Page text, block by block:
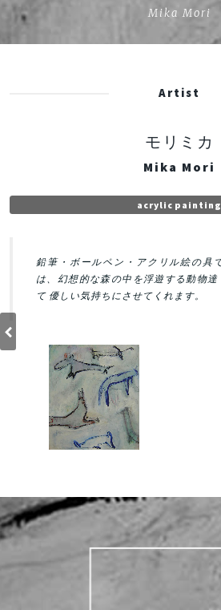
Mika Mori
Artist
モリミカ
Mika Mori
acrylic painting
鉛筆・ボールペン・アクリル絵の具
は、幻想的な森の中を浮遊する動物
て 優しい気持ちにさせてくれます。